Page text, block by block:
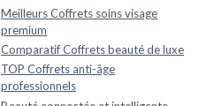
Meilleurs Coffrets soins visage
premium
Comparatif Coffrets beauté de luxe
TOP Coffrets anti-âge
professionnels